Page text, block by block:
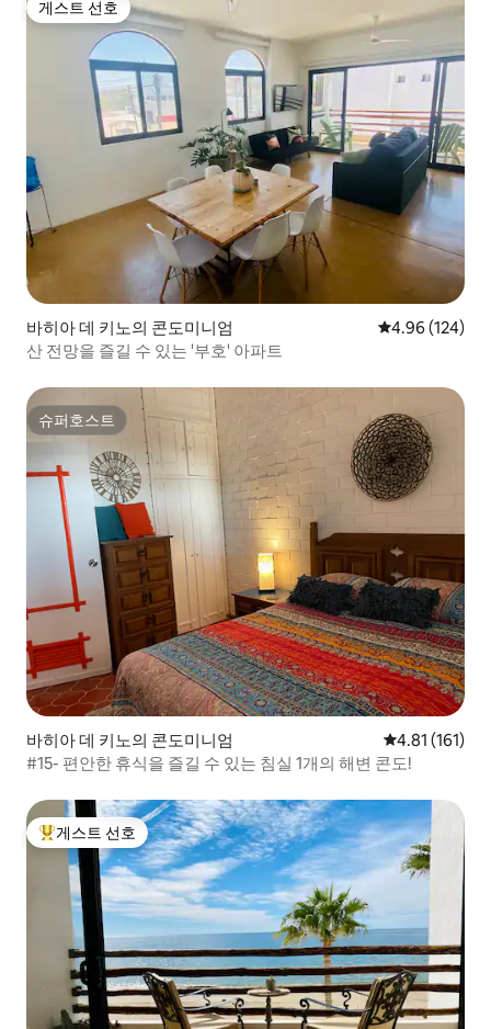
게스트 선호
게스트 선호
바히아 데 키노의 콘도미니엄 평점 4.96점(5
4.96 (124)
산 전망을 즐길 수 있는 '부호' 아파트
슈퍼호스트
슈퍼호스트
바히아 데 키노의 콘도미니엄 평점 4.81점(5
4.81 (161)
#15- 편안한 휴식을 즐길 수 있는 침실 1개의 해변 콘도!
상위 게스트 선호
게스트 선호